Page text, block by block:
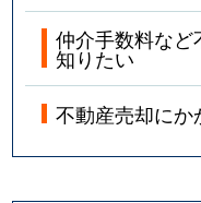
仲介手数料な
知りたい
不動産売却に